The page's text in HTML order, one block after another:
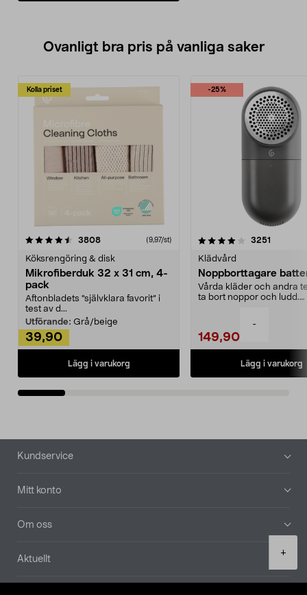
-
+
Ovanligt bra pris på vanliga saker
Kolla priset
3808recensioner (9,97/st)
Köksrengöring & disk
Mikrofiberduk 32 x 31 cm, 4-
pack
Aftonbladets "självklara favorit” i
test av d...
Utförande: Grå/beige
39,90
Lägg i varukorg
-25%
4.0av 5 stjärnor 3251
Klädvård
Noppborttagare
Vårda kläder och andra
ta bort noppor och ludd.
149,90
Lägg i varukorg
4.5av 5 stjärnor
Sidfot
Kundservice
Mitt konto
Om oss
Aktuellt